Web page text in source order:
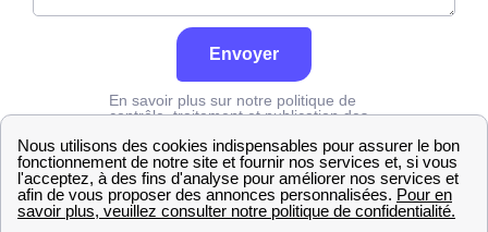
Envoyer
En savoir plus sur notre politique de
contrôle, traitement et publication des
Engie Savoie Arvillard